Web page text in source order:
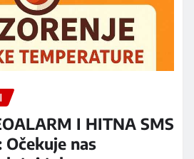
I HITNA SMS
Očekuje nas